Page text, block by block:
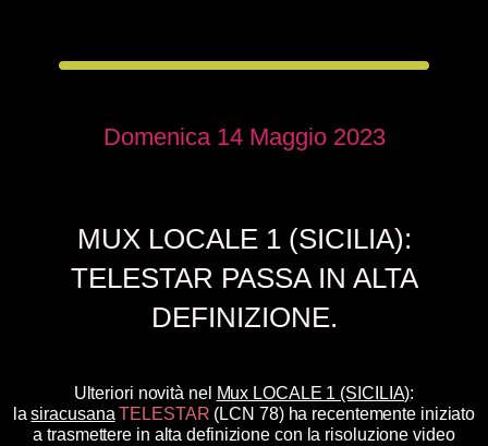
Domenica 14 Maggio 2023
MUX LOCALE 1 (SICILIA):
TELESTAR PASSA IN ALTA
DEFINIZIONE.
Ulteriori novità nel Mux LOCALE 1 (SICILIA):
lasiracusana TELESTAR (LCN 78) ha recentemente iniziato
a trasmettere in alta definizione con la risoluzione video